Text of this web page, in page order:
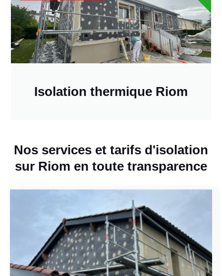
Isolation thermique Riom
Nos services et tarifs d'isolation
sur Riom en toute transparence